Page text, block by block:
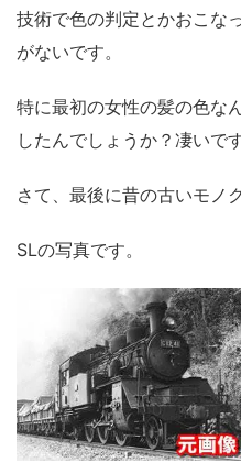
技術で色の判定とかおこな
がないです。
特に最初の女性の髪の色な
したんでしょうか？凄いです
さて、最後に昔の古いモノ
SLの写真です。